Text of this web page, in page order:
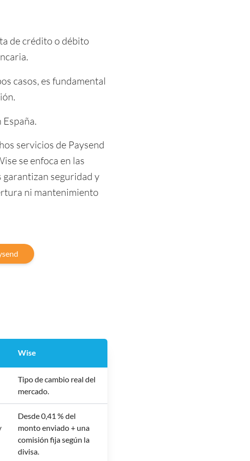
de crédito o débito
casos, es fundamental
España.
servicios de Paysend
se enfoca en las
seguridad y
ni mantenimiento
Wise
Tipo de cambio real del
mercado.
Desde 0,41 % del
monto enviado + una
comisión fija según la
divisa.